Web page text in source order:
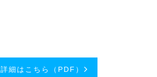
詳細はこちら（PDF）